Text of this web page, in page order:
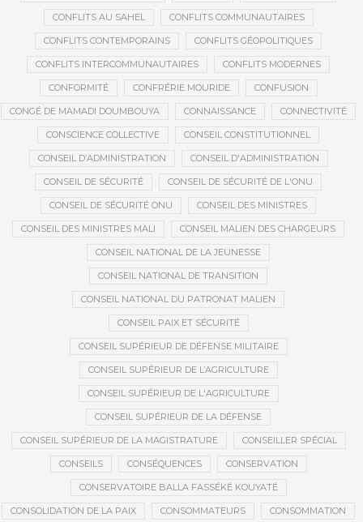
CONFLITS AU SAHEL CONFLITS COMMUNAUTAIRES
CONFLITS CONTEMPORAINS CONFLITS GÉOPOLITIQUES
CONFLITS INTERCOMMUNAUTAIRES CONFLITS MODERNES
CONFORMITÉ CONFRÉRIE MOURIDE CONFUSION
CONGÉ DE MAMADI DOUMBOUYA CONNAISSANCE CONNECTIVITÉ
CONSCIENCE COLLECTIVE CONSEIL CONSTITUTIONNEL
CONSEIL D’ADMINISTRATION CONSEIL D'ADMINISTRATION
CONSEIL DE SÉCURITÉ CONSEIL DE SÉCURITÉ DE L'ONU
CONSEIL DE SÉCURITÉ ONU CONSEIL DES MINISTRES
CONSEIL DES MINISTRES MALI CONSEIL MALIEN DES CHARGEURS
CONSEIL NATIONAL DE LA JEUNESSE
CONSEIL NATIONAL DE TRANSITION
CONSEIL NATIONAL DU PATRONAT MALIEN
CONSEIL PAIX ET SÉCURITÉ
CONSEIL SUPÉRIEUR DE DÉFENSE MILITAIRE
CONSEIL SUPÉRIEUR DE L’AGRICULTURE
CONSEIL SUPÉRIEUR DE L'AGRICULTURE
CONSEIL SUPÉRIEUR DE LA DÉFENSE
CONSEIL SUPÉRIEUR DE LA MAGISTRATURE CONSEILLER SPÉCIAL
CONSEILS CONSÉQUENCES CONSERVATION
CONSERVATOIRE BALLA FASSÉKÉ KOUYATÉ
CONSOLIDATION DE LA PAIX CONSOMMATEURS CONSOMMATION